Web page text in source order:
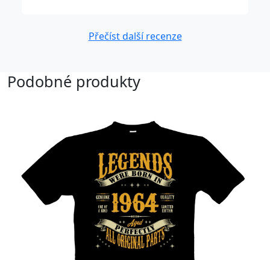
Přečíst další recenze
Podobné produkty